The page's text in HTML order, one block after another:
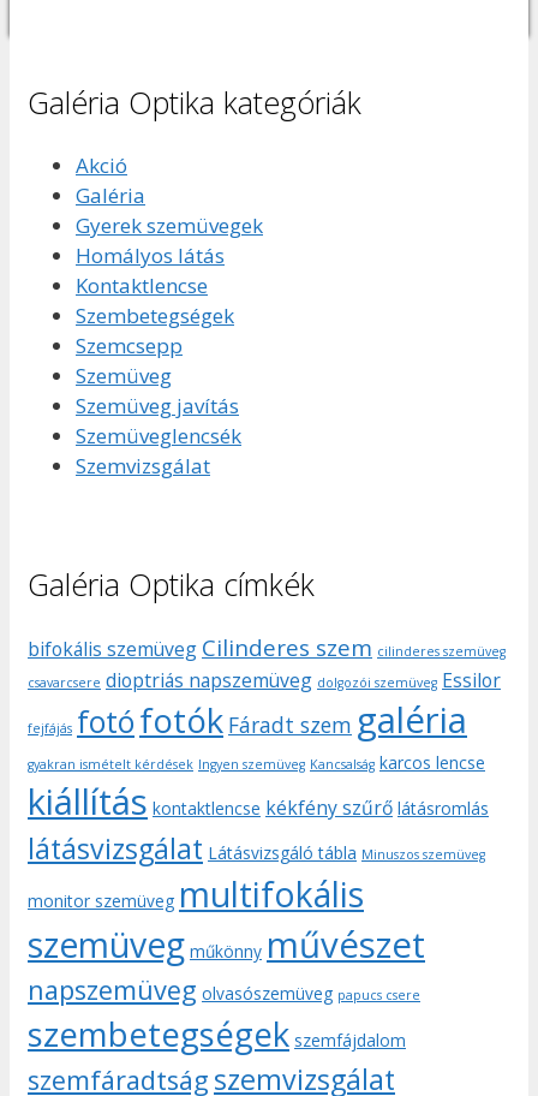
Galéria Optika kategóriák
Akció
Galéria
Gyerek szemüvegek
Homályos látás
Kontaktlencse
Szembetegségek
Szemcsepp
Szemüveg
Szemüveg javítás
Szemüveglencsék
Szemvizsgálat
Galéria Optika címkék
bifokális szemüveg Cilinderes szem cilinderes szemüveg
csavarcsere dioptriás napszemüveg dolgozói szemüveg Essilor
fejfájás fotófotók Fáradt szem galéria
gyakran ismételt kérdések Ingyen szemüveg Kancsalság karcos lencse
kiállítás kontaktlencse kékfény szűrő látásromlás
látásvizsgálat Látásvizsgáló tábla Minuszos szemüveg
monitor szemüveg multifokális
szemüveg műkönny művészet
napszemüveg olvasószemüveg papucs csere
szembetegségek szemfájdalom
szemfáradtság szemvizsgálat